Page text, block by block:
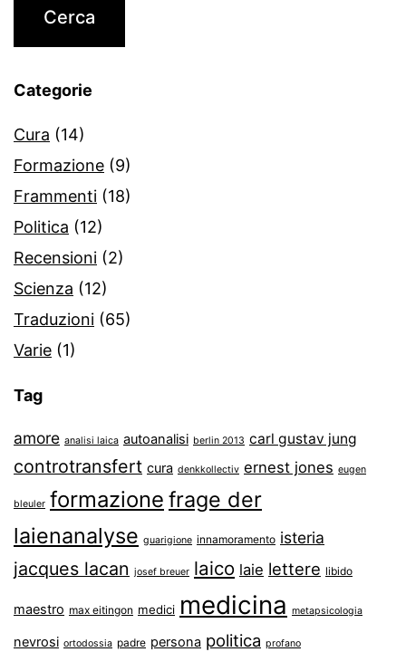
Categorie
Cura (14)
Formazione (9)
Frammenti (18)
Politica (12)
Recensioni (2)
Scienza (12)
Traduzioni (65)
Varie (1)
Tag
amore analisi laica autoanalisi berlin 2013 carl gustav jung
controtransfert cura denkkollectiv ernest jones eugen
bleuler formazione frage der
laienanalyse guarigione innamoramento isteria
jacques lacan josef breuer laico laie lettere libido
maestro max eitingon medici medicina metapsicologia
nevrosi ortodossia padre persona politica profano